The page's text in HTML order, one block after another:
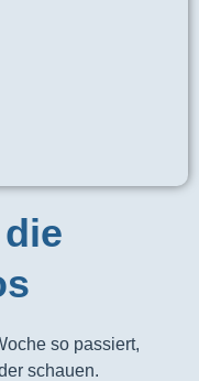
so passiert,
schauen.